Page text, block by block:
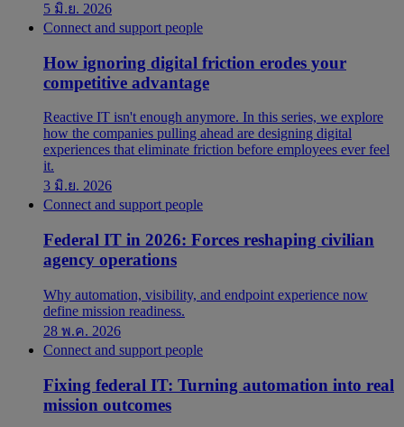
5 มิ.ย. 2026
Connect and support people
How ignoring digital friction erodes your
competitive advantage
Reactive IT isn't enough anymore. In this series, we explore
how the companies pulling ahead are designing digital
experiences that eliminate friction before employees ever feel
it.
3 มิ.ย. 2026
Connect and support people
Federal IT in 2026: Forces reshaping civilian
agency operations
Why automation, visibility, and endpoint experience now
define mission readiness.
28 พ.ค. 2026
Connect and support people
Fixing federal IT: Turning automation into real
mission outcomes